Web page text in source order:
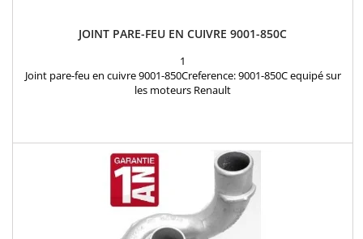
JOINT PARE-FEU EN CUIVRE 9001-850C
1
Joint pare-feu en cuivre 9001-850Creference: 9001-850C equipé sur
les moteurs Renault